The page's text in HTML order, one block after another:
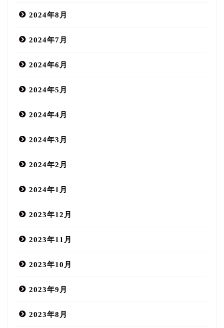
2024年8月
2024年7月
2024年6月
2024年5月
2024年4月
2024年3月
2024年2月
2024年1月
2023年12月
2023年11月
2023年10月
2023年9月
2023年8月